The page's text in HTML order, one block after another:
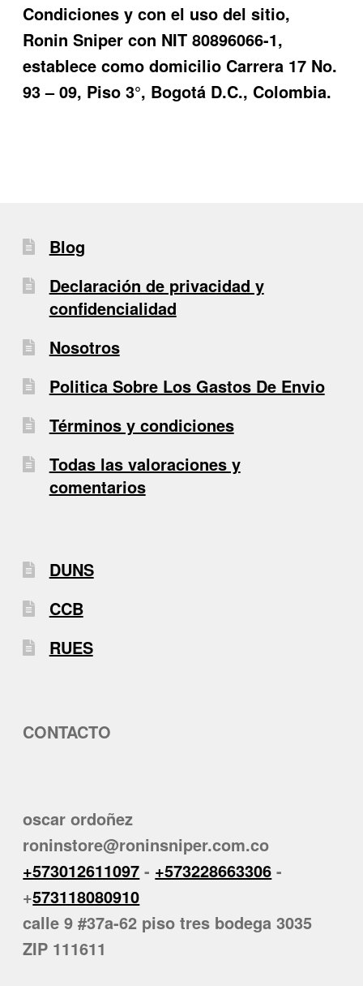
Condiciones y con el uso del sitio,
Ronin Sniper con NIT 80896066-1,
establece como domicilio Carrera 17 No.
93 – 09, Piso 3°, Bogotá D.C., Colombia.
Blog
Declaración de privacidad y
confidencialidad
Nosotros
Politica Sobre Los Gastos De Envio
Términos y condiciones
Todas las valoraciones y
comentarios
DUNS
CCB
RUES
CONTACTO
oscar ordoñez
roninstore@roninsniper.com.co
+573012611097 - +573228663306 -
+573118080910
calle 9 #37a-62 piso tres bodega 3035
ZIP 111611